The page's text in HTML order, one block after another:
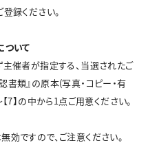
録ください。
いて
催者が指定する、当選されたご
類』の原本(写真・コピー・有
7】の中から1点ご用意ください。
ですので、ご注意ください。